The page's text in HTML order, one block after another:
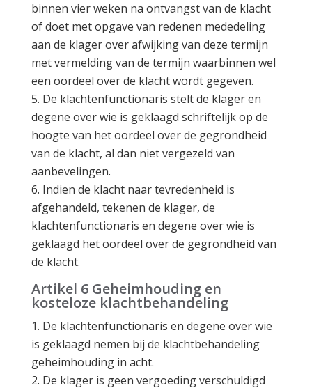
binnen vier weken na ontvangst van de klacht
of doet met opgave van redenen mededeling
aan de klager over afwijking van deze termijn
met vermelding van de termijn waarbinnen wel
een oordeel over de klacht wordt gegeven.
De klachtenfunctionaris stelt de klager en
degene over wie is geklaagd schriftelijk op de
hoogte van het oordeel over de gegrondheid
van de klacht, al dan niet vergezeld van
aanbevelingen.
Indien de klacht naar tevredenheid is
afgehandeld, tekenen de klager, de
klachtenfunctionaris en degene over wie is
geklaagd het oordeel over de gegrondheid van
de klacht.
Artikel 6 Geheimhouding en
kosteloze klachtbehandeling
De klachtenfunctionaris en degene over wie
is geklaagd nemen bij de klachtbehandeling
geheimhouding in acht.
De klager is geen vergoeding verschuldigd